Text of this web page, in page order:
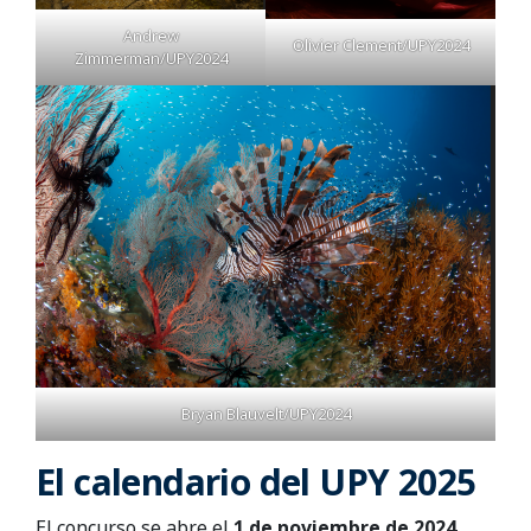
Andrew
Zimmerman/UPY2024
Olivier Clement/UPY2024
Bryan Blauvelt/UPY2024
El calendario del UPY 2025